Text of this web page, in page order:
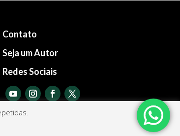
Contato
Seja um Autor
Redes Sociais